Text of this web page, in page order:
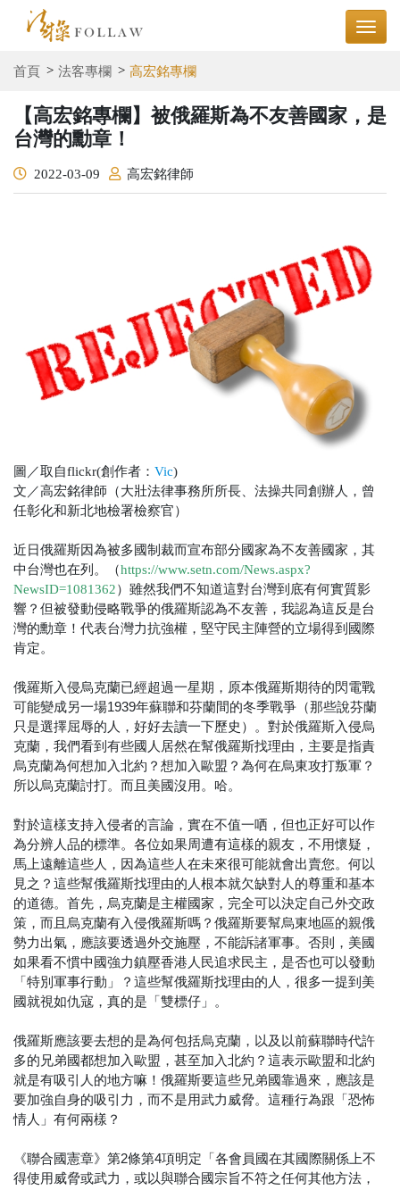
首頁 法客專欄 高宏銘專欄
【高宏銘專欄】被俄羅斯為不友善國家，是
台灣的勳章！
2022-03-09 高宏銘律師
圖／取自flickr(創作者： Vic)
文／高宏銘律師（大壯法律事務所所長、法操共同創辦人，曾
任彰化和新北地檢署檢察官）
近日俄羅斯因為被多國制裁而宣布部分國家為不友善國家，其
中台灣也在列。（https://www.setn.com/News.aspx?
NewsID=1081362）雖然我們不知道這對台灣到底有何實質影
響？但被發動侵略戰爭的俄羅斯認為不友善，我認為這反是台
灣的勳章！代表台灣力抗強權，堅守民主陣營的立場得到國際
肯定。
俄羅斯入侵烏克蘭已經超過一星期，原本俄羅斯期待的閃電戰
可能變成另一場1939年蘇聯和芬蘭間的冬季戰爭（那些說芬蘭
只是選擇屈辱的人，好好去讀一下歷史）。對於俄羅斯入侵烏
克蘭，我們看到有些國人居然在幫俄羅斯找理由，主要是指責
烏克蘭為何想加入北約？想加入歐盟？為何在烏東攻打叛軍？
所以烏克蘭討打。而且美國沒用。哈。
對於這樣支持入侵者的言論，實在不值一哂，但也正好可以作
為分辨人品的標準。各位如果周遭有這樣的親友，不用懷疑，
馬上遠離這些人，因為這些人在未來很可能就會出賣您。何以
見之？這些幫俄羅斯找理由的人根本就欠缺對人的尊重和基本
的道德。首先，烏克蘭是主權國家，完全可以決定自己外交政
策，而且烏克蘭有入侵俄羅斯嗎？俄羅斯要幫烏東地區的親俄
勢力出氣，應該要透過外交施壓，不能訴諸軍事。否則，美國
如果看不慣中國強力鎮壓香港人民追求民主，是否也可以發動
「特別軍事行動」？這些幫俄羅斯找理由的人，很多一提到美
國就視如仇寇，真的是「雙標仔」。
俄羅斯應該要去想的是為何包括烏克蘭，以及以前蘇聯時代許
多的兄弟國都想加入歐盟，甚至加入北約？這表示歐盟和北約
就是有吸引人的地方嘛！俄羅斯要這些兄弟國靠過來，應該是
要加強自身的吸引力，而不是用武力威脅。這種行為跟「恐怖
情人」有何兩樣？
《聯合國憲章》第2條第4項明定「各會員國在其國際關係上不
得使用威脅或武力，或以與聯合國宗旨不符之任何其他方法，